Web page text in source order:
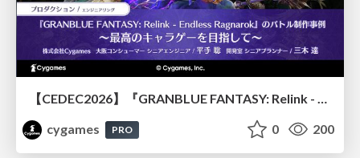
【CEDEC2026】『GRANBLUE FANTASY: Relink - Endless Ragnarok』のバトル制作事例 ～最高のキャラゲーを目指して～
cygames
PRO 0 200